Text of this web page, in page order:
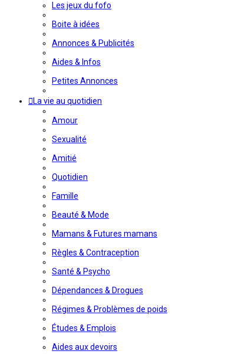
Les jeux du fofo
Boite à idées
Annonces & Publicités
Aides & Infos
Petites Annonces
La vie au quotidien
Amour
Sexualité
Amitié
Quotidien
Famille
Beauté & Mode
Mamans & Futures mamans
Règles & Contraception
Santé & Psycho
Dépendances & Drogues
Régimes & Problèmes de poids
Études & Emplois
Aides aux devoirs